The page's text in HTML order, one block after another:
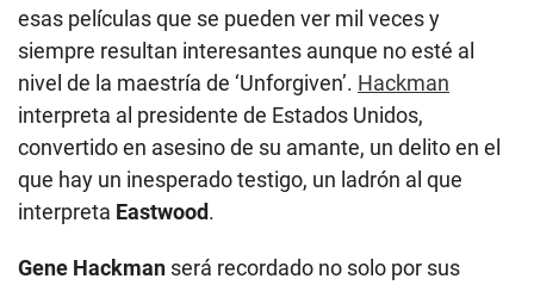
esas películas que se pueden ver mil veces y
siempre resultan interesantes aunque no esté al
nivel de la maestría de ‘Unforgiven’. Hackman
interpreta al presidente de Estados Unidos,
convertido en asesino de su amante, un delito en el
que hay un inesperado testigo, un ladrón al que
interpreta Eastwood.
Gene Hackman será recordado no solo por sus